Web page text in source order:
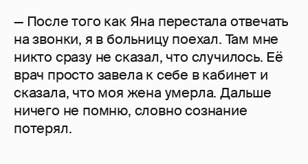
— После того как Яна перестала отвечать
на звонки, я в больницу поехал. Там мне
никто сразу не сказал, что случилось. Её
врач просто завела к себе в кабинет и
сказала, что моя жена умерла. Дальше
ничего не помню, словно сознание
потерял.